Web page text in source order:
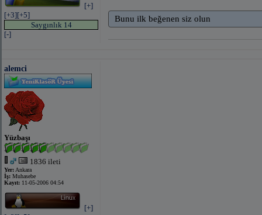
[+]
[+3][+5]
Saygınlık 14
[-]
Bunu ilk beğenen siz olun
alemci
Yüzbaşı
1836 ileti
Yer: Ankara
İş: Muhasebe
Kayıt: 11-05-2006 04:54
[+]